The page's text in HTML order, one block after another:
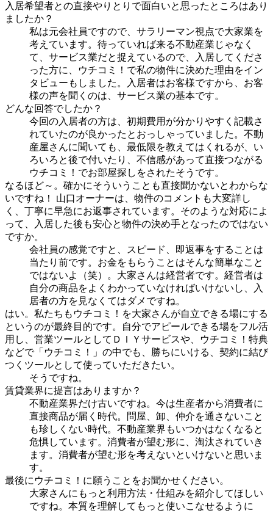
入居希望者との直接やりとりで面白いと思ったところはあり
ましたか？
私は元会社員ですので、サラリーマン視点で大家業を
考えています。待っていれば来る不動産業じゃなく
て、サービス業だと捉えているので、入居してくださ
った方に、ウチコミ！で私の物件に決めた理由をイン
タビューもしました。入居者はお客様ですから、お客
様の声を聞くのは、サービス業の基本です。
どんな回答でしたか？
今回の入居者の方は、初期費用が分かりやすく記載さ
れていたのが良かったとおっしゃっていました。不動
産屋さんに聞いても、最低限を教えてはくれるが、い
ろいろと後で付いたり、不信感があって直接つながる
ウチコミ！でお部屋探しをされたそうです。
なるほど～。確かにそういうことも直接聞かないとわからな
いですね！ 山口オーナーは、物件のコメントも大変詳し
く、丁寧に早急にお返事されています。そのような対応によ
って、入居した後も安心と物件の決め手となったのではない
ですか。
会社員の感覚ですと、スピード、即返事をすることは
当たり前です。お金をもらうことはそんな簡単なこと
ではないよ（笑）。大家さんは経営者です。経営者は
自分の商品をよくわかっていなければいけないし、入
居者の方を見なくてはダメですね。
はい。私たちもウチコミ！を大家さんが自立できる場にする
というのが最終目的です。自分でアピールできる場をフル活
用し、営業ツールとしてＤＩＹサービスや、ウチコミ！特典
などで「ウチコミ！」の中でも、勝ちにいける、契約に結び
つくツールとして使っていただきたい。
そうですね。
賃貸業界に提言はありますか？
不動産業界だけ古いですね。今は生産者から消費者に
直接商品が届く時代。問屋、卸、仲介を通さないこと
も珍しくない時代。不動産業界もいつかはなくなると
危惧しています。消費者が望む形に、淘汰されていき
ます。消費者が望む形を考えないといけないと思いま
す。
最後にウチコミ！に願うことをお聞かせください。
大家さんにもっと利用方法・仕組みを紹介してほしい
ですね。本質を理解してもっと使いこなせるように